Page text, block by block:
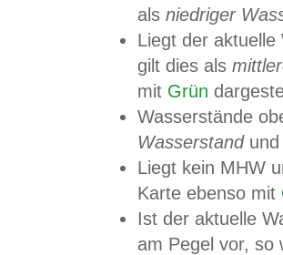
als niedriger
Liegt der
gilt dies als
mit Grün
Wasserstände
Wasserstandund
Liegt kein MHW
Karte ebenso mit
Ist der aktuelle
am Pegel vor,